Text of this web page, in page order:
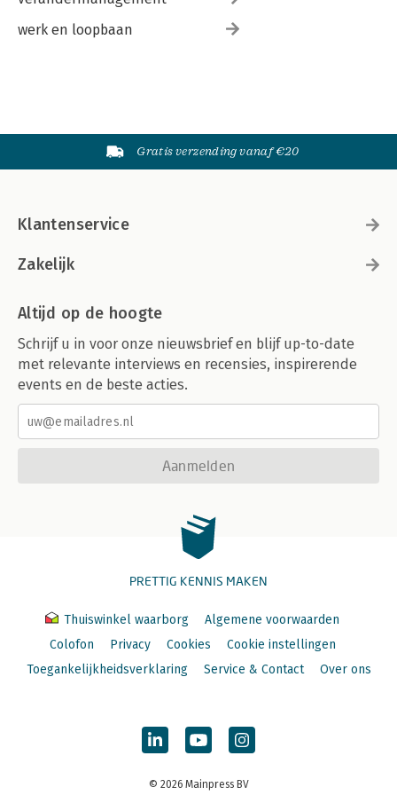
werk en loopbaan
Gratis verzending vanaf €20
Klantenservice
Zakelijk
Altijd op de hoogte
Schrijf u in voor onze nieuwsbrief en blijf up-to-date
met relevante interviews en recensies, inspirerende
events en de beste acties.
Aanmelden
PRETTIG KENNIS MAKEN
Thuiswinkel waarborg
Algemene voorwaarden
Colofon
Privacy Cookies
Cookie instellingen
Toegankelijkheidsverklaring
Service & Contact Over ons
© 2026 Mainpress BV